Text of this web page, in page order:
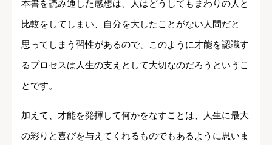
本書を読み通した感想は、人はどうしてもまわりの人と
比較をしてしまい、自分を大したことがない人間だと
思ってしまう習性があるので、このように才能を認識す
るプロセスは人生の支えとして大切なのだろうというこ
とです。
加えて、才能を発揮して何かをなすことは、人生に最大
の彩りと喜びを与えてくれるものでもあるように思いま